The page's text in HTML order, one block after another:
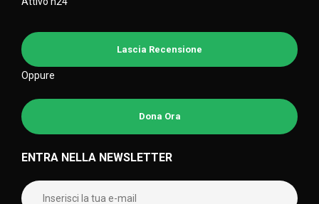
Lascia Recensione
Oppure
Dona Ora
ENTRA NELLA NEWSLETTER